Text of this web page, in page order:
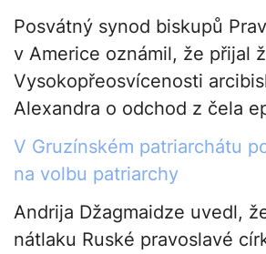
Posvátný synod biskupů
v Americe oznámil, že přijal
Vysokopřeosvícenosti
Alexandra o odchod z čela
V Gruzínském patriarchátu
na volbu patriarchy
Andrija Džagmaidze uvedl,
nátlaku Ruské pravoslavé